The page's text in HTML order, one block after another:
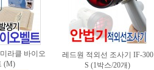
라클 바이오
(M)
레드원 적외선 조사기 IF-300
S (1박스/20개)